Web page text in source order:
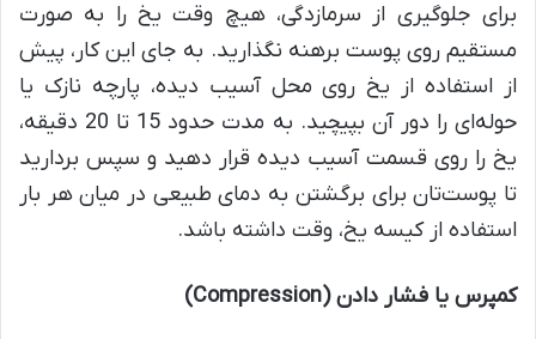
برای جلوگیری از سرمازدگی، هیچ وقت یخ را به صورت
مستقیم روی پوست برهنه نگذارید. به جای این کار، پیش
از استفاده از یخ روی محل آسیب دیده، پارچه نازک یا
حوله‌ای را دور آن بپیچید. به مدت حدود 15 تا 20 دقیقه،
یخ را روی قسمت آسیب دیده قرار دهید و سپس بردارید
تا پوست‌تان برای برگشتن به دمای طبیعی در میان هر بار
استفاده از کیسه یخ، وقت داشته باشد.
کمپرس یا فشار دادن(Compression)